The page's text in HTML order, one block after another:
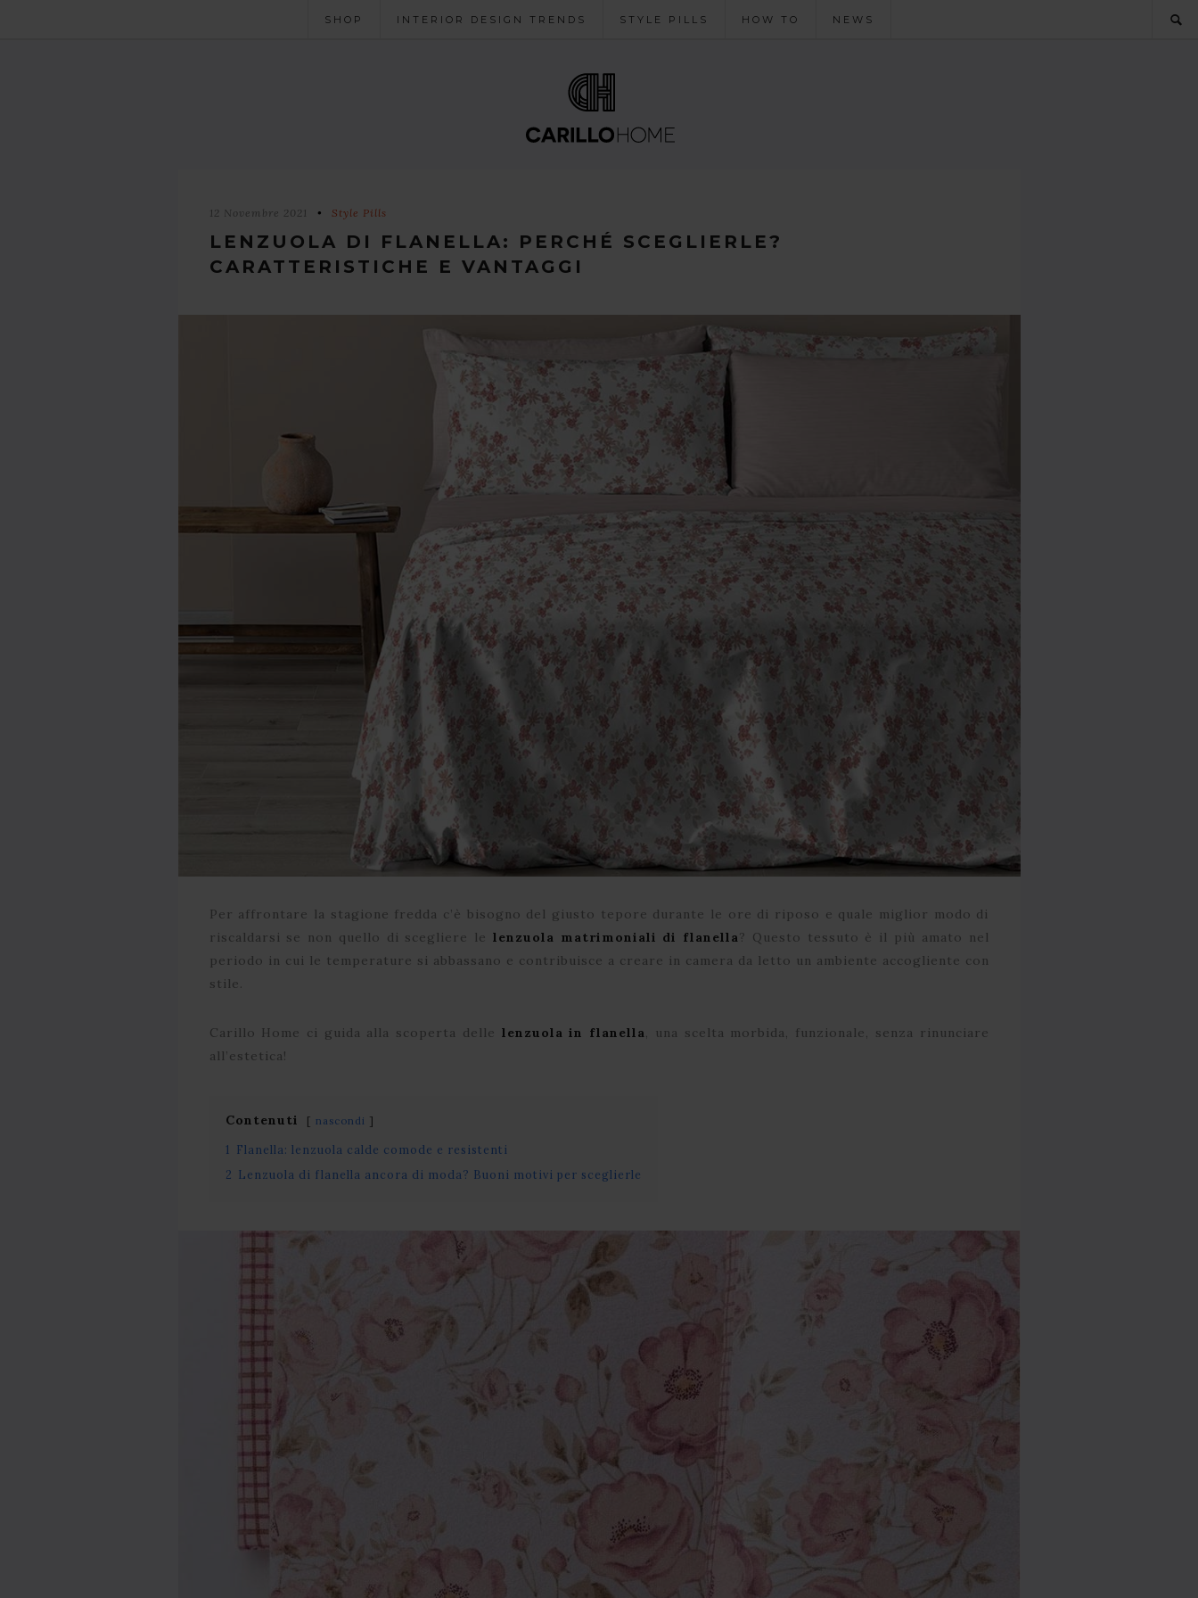
SHOP INTERIOR DESIGN TRENDS STYLE PILLS HOW TO NEWS
12 Novembre 2021 Style Pills
LENZUOLA DI FLANELLA: PERCHÉ SCEGLIERLE?
CARATTERISTICHE E VANTAGGI
Per affrontare la stagione fredda c’è bisogno del giusto tepore durante le ore di riposo e quale miglior modo di
riscaldarsi se non quello di scegliere le lenzuola matrimoniali di flanella? Questo tessuto è il più amato nel
periodo in cui le temperature si abbassano e contribuisce a creare in camera da letto un ambiente accogliente con
stile.
Carillo Home ci guida alla scoperta delle lenzuola in flanella, una scelta morbida, funzionale, senza rinunciare
all’estetica!
Contenuti nascondi
1
Flanella: lenzuola calde comode e resistenti
2 Lenzuola di flanella ancora di moda? Buoni motivi per sceglierle